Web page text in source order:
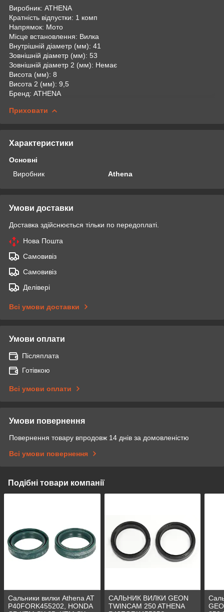
Виробник: ATHENA
Кратність відпустки: 1 комп
Напрямок: Мото
Місце встановлення: Вилка
Внутрішній діаметр (мм): 41
Зовнішній діаметр (мм): 53
Зовнішній діаметр 2 (мм): Немає
Висота (мм): 8
Висота 2 (мм): 9,5
Бренд: ATHENA
Приховати
Характеристики
Основні
Виробник
Athena
Умови доставки
Доставка здійснюється тільки по передоплаті.
Нова Пошта
Самовивіз
Самовивіз
Делівері
Всі умови доставки
Умови оплати
Післяплата
Готівкою
Всі умови оплати
Умови повернення
Повернення товару впродовж 14 днів за домовленістю
Всі умови повернення
Подібні товари компанії
Сальники вилки Athena AT
P40FORK455202, HONDA
САЛЬНИК ВИЛКИ GEON
TWINCAM 250 ATHENA